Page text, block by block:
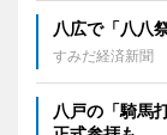
八広で「八八
すみだ経済新聞
八戸の「騎馬